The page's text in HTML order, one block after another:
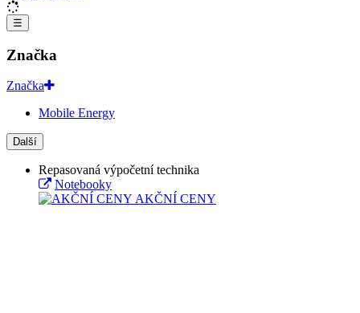
☰
Značka
Značka
Mobile Energy
Další
Repasovaná výpočetní technika
Notebooky
AKČNÍ CENY